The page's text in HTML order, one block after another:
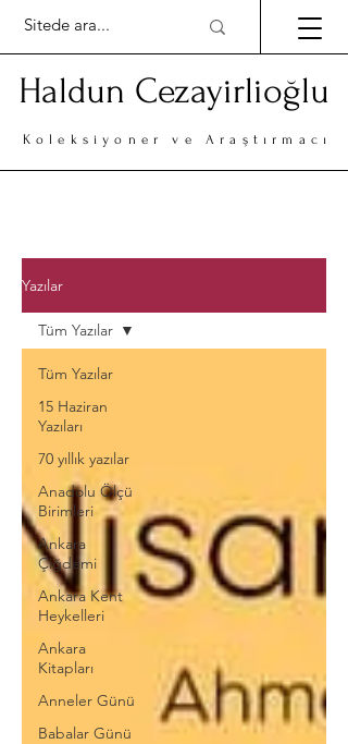
Haldun Cezayirlioğlu
Koleksiyoner ve Araştırmacı
Yazılar
Tüm Yazılar
15 Haziran
Yazıları
70 yıllık yazılar
Anadolu Ölçü
Birimleri
Ankara
Çiğdemi
Ankara Kent
Heykelleri
Ankara
Kitapları
Anneler Günü
Babalar Günü
Tüm Yazılar